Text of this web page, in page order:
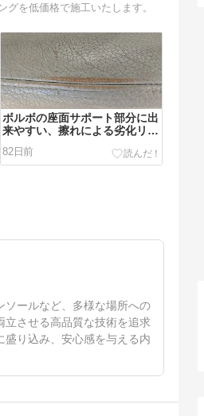
を低価格で施工いたします。
ボルボの座面サポート部分に出
来やすい、擦れによる劣化リペ
82日前
ソールなど、多様な場所への
立させる高品質な技術を追求
盛り込み、安心感を与える内